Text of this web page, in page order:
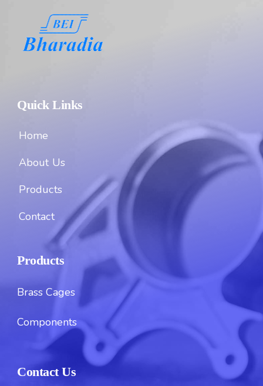
Quick Links
Home
About Us
Products
Contact
Products
Brass Cages
Components
Contact Us